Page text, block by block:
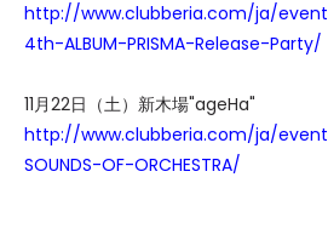
http://www.clubberia.com/ja/
4th-ALBUM-PRISMA-Release-Party/
11月22日（土）新木場"ageHa"
http://www.clubberia.com/ja/
SOUNDS-OF-ORCHESTRA/